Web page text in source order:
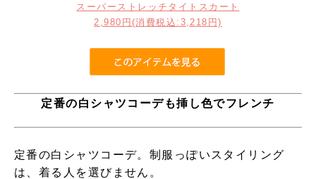
スーパーストレッチタイトスカート
2,980円 (消費税込:3,218円)
定番の白シャツコーデも挿し色でフレンチ
定番の白シャツコーデ。制服っぽいスタイリング
は、着る人を選びません。